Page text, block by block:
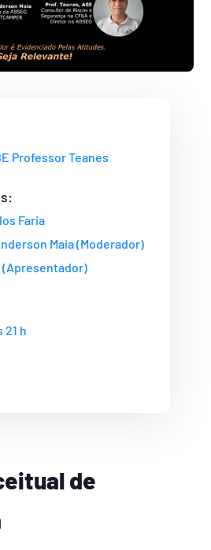
Professor Teanes
Faria
Maia (Moderador)
(Apresentador)
h
de